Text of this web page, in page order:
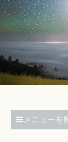
メニューを